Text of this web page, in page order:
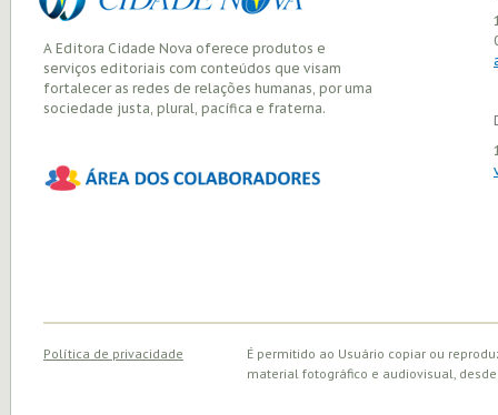
A Editora Cidade Nova oferece produtos e
serviços editoriais com conteúdos que visam
fortalecer as redes de relações humanas, por uma
sociedade justa, plural, pacífica e fraterna.
Política de privacidade
É permitido ao Usuário copiar ou
material fotográfico e audiovisual,